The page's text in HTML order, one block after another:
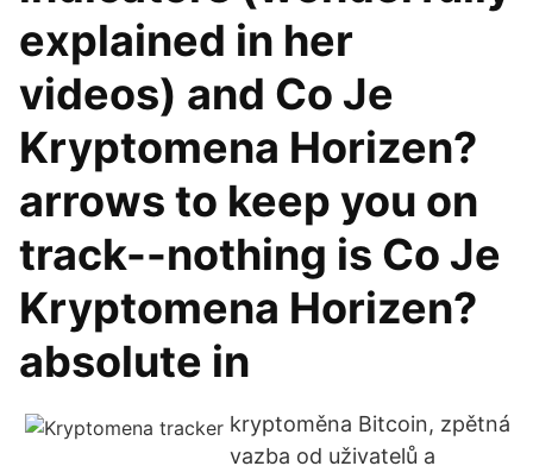
explained in her
videos) and Co Je
Kryptomena Horizen?
arrows to keep you on
track--nothing is Co Je
Kryptomena Horizen?
absolute in
kryptoměna Bitcoin, zpětná
vazba od uživatelů a